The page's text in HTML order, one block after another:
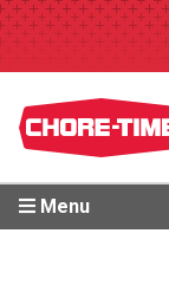
Menu